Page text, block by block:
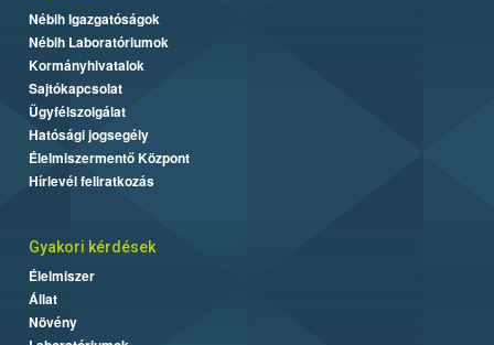
Nébih Igazgatóságok
Nébih Laboratóriumok
Kormányhivatalok
Sajtókapcsolat
Ügyfélszolgálat
Hatósági jogsegély
Élelmiszermentő Központ
Hírlevél feliratkozás
Gyakori kérdések
Élelmiszer
Állat
Növény